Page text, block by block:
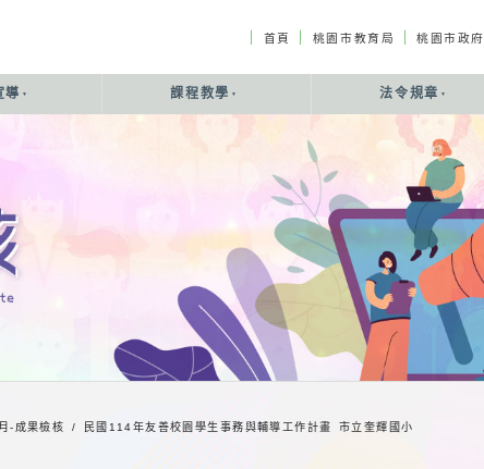
首頁 桃園市教育局 桃園市政府
導 課程教學 法令規章
-成果檢核 / 民國114年友善校園學生事務與輔導工作計畫 市立奎輝國小